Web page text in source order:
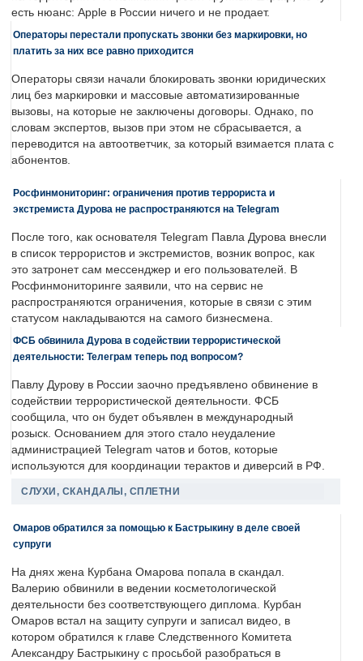
есть нюанс: Apple в России ничего и не продает.
Операторы перестали пропускать звонки без маркировки, но
платить за них все равно приходится
Операторы связи начали блокировать звонки юридических
лиц без маркировки и массовые автоматизированные
вызовы, на которые не заключены договоры. Однако, по
словам экспертов, вызов при этом не сбрасывается, а
переводится на автоответчик, за который взимается плата с
абонентов.
Росфинмониторинг: ограничения против террориста и
экстремиста Дурова не распространяются на Telegram
После того, как основателя Telegram Павла Дурова внесли
в список террористов и экстремистов, возник вопрос, как
это затронет сам мессенджер и его пользователей. В
Росфинмониторинге заявили, что на сервис не
распространяются ограничения, которые в связи с этим
статусом накладываются на самого бизнесмена.
ФСБ обвинила Дурова в содействии террористической
деятельности: Телеграм теперь под вопросом?
Павлу Дурову в России заочно предъявлено обвинение в
содействии террористической деятельности. ФСБ
сообщила, что он будет объявлен в международный
розыск. Основанием для этого стало неудаление
администрацией Telegram чатов и ботов, которые
используются для координации терактов и диверсий в РФ.
СЛУХИ, СКАНДАЛЫ, СПЛЕТНИ
Омаров обратился за помощью к Бастрыкину в деле своей
супруги
На днях жена Курбана Омарова попала в скандал.
Валерию обвинили в ведении косметологической
деятельности без соответствующего диплома. Курбан
Омаров встал на защиту супруги и записал видео, в
котором обратился к главе Следственного Комитета
Александру Бастрыкину с просьбой разобраться в